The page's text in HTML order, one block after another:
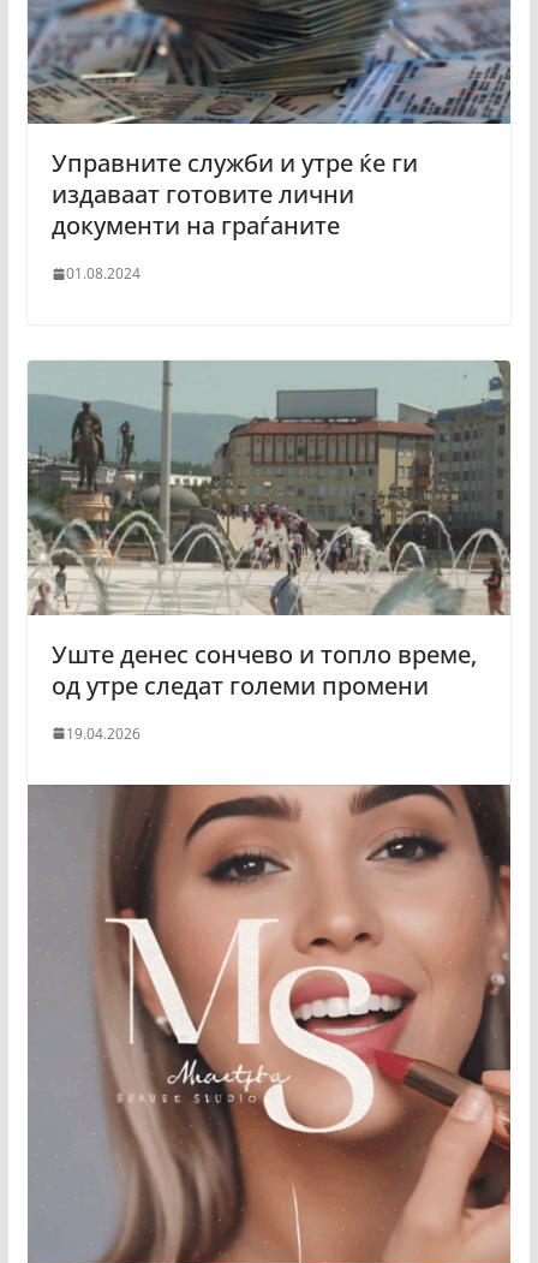
Управните служби и утре ќе ги
издаваат готовите лични
документи на граѓаните
01.08.2024
Уште денес сончево и топло време,
од утре следат големи промени
19.04.2026